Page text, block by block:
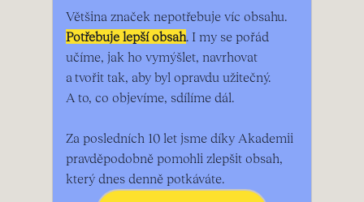
Většina značek nepotřebuje víc obsahu.
Potřebuje lepší obsah. I my se pořád
učíme, jak ho vymýšlet, navrhovat
a tvořit tak, aby byl opravdu užitečný.
A to, co objevíme, sdílíme dál.
Za posledních 10 let jsme díky Akademii
pravděpodobně pomohli zlepšit obsah,
který dnes denně potkáváte.